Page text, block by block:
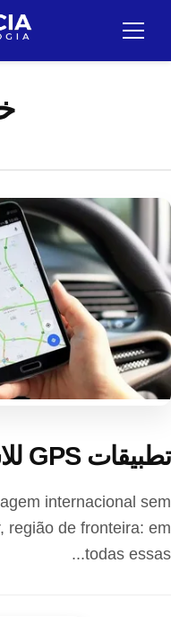
قائمة
تطبيقات GPS للاستخدام دون الإنترنت
internacional sem
região de fronteira: em
todas essas...